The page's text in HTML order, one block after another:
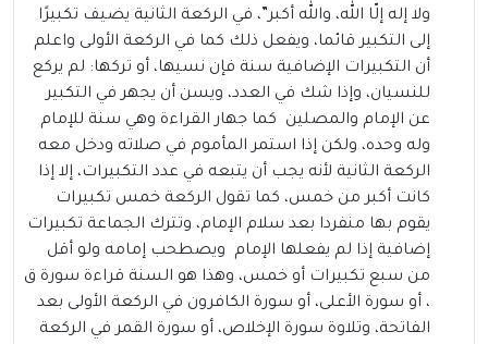
ولا إله إلّا الله، والله أكبر”، في الركعة الثانية يضيف تكبيرًا
إلى التكبير قائما، ويفعل ذلك كما في الركعة الأولى واعلم
أن التكبيرات الإضافية سنة فإن نسيها، أو تركها: لم يركع
للنسيان، وإذا شك في العدد، ويسن أن يجهر في التكبير
عن الإمام والمصلين كما جهار القراءة وهي سنة للإمام
وله وحده، ولكن إذا استمر المأموم في صلاته ودخل معه
الركعة الثانية لأنه يجب أن يتبعه في عدد التكبيرات، إلا إذا
كانت أكبر من خمس، كما تقول الركعة خمس تكبيرات
يقوم بها منفردا بعد سلام الإمام، وتترك الجماعة تكبيرات
إضافية إذا لم يفعلها الإمام ويصطحب إمامه ولو أقل
من سبع تكبيرات أو خمس، وهذا هو السنة قراءة سورة ق
، أو سورة الأعلى، أو سورة الكافرون في الركعة الأولى بعد
الفاتحة، وتلاوة سورة الإخلاص، أو سورة القمر في الركعة